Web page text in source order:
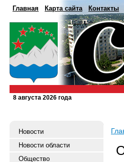
Главная Карта сайта Контакты
8 августа 2026 года
Новости
Новости области
Общество